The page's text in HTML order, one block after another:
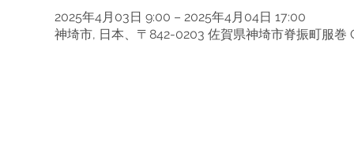
2025年4月03日 9:00 – 2025年4月04日 17:00
神埼市, 日本、〒842-0203 佐賀県神埼市脊振町服巻